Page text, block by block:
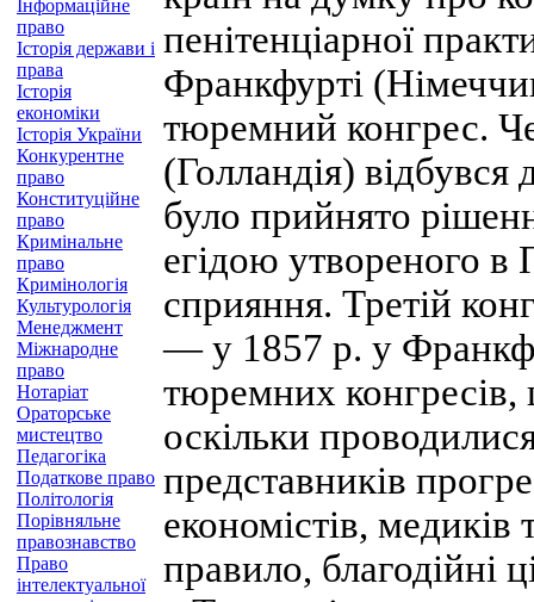
Інформаційне
право
Історія держави і
права
Історія
економіки
Історія України
Конкурентне
право
Конституційне
право
Кримінальне
право
Кримінологія
Культурологія
Менеджмент
Міжнародне
право
Нотаріат
Ораторське
мистецтво
Педагогіка
Податкове право
Політологія
Порівняльне
правознавство
Право
інтелектуальної
пенітенціарної
Франкфурті
тюремний конгрес.
(Голландія)
було прийнято
егідою утвореного
сприяння. Третій
— у 1857 р. у
тюремних конгресів,
оскільки
представників
економістів, медиків
правило, благодійні